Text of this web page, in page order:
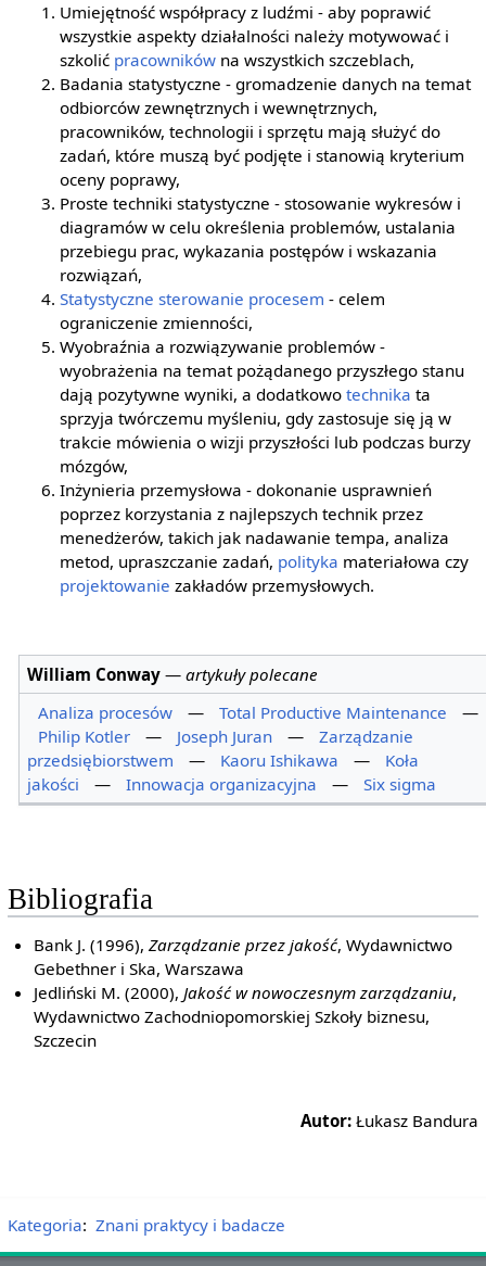
Umiejętność współpracy z ludźmi - aby poprawić
wszystkie aspekty działalności należy motywować i
szkolić pracowników na wszystkich szczeblach,
Badania statystyczne - gromadzenie danych na temat
odbiorców zewnętrznych i wewnętrznych,
pracowników, technologii i sprzętu mają służyć do
zadań, które muszą być podjęte i stanowią kryterium
oceny poprawy,
Proste techniki statystyczne - stosowanie wykresów i
diagramów w celu określenia problemów, ustalania
przebiegu prac, wykazania postępów i wskazania
rozwiązań,
Statystyczne sterowanie procesem - celem
ograniczenie zmienności,
Wyobraźnia a rozwiązywanie problemów -
wyobrażenia na temat pożądanego przyszłego stanu
dają pozytywne wyniki, a dodatkowotechnika ta
sprzyja twórczemu myśleniu, gdy zastosuje się ją w
trakcie mówienia o wizji przyszłości lub podczas burzy
mózgów,
Inżynieria przemysłowa - dokonanie usprawnień
poprzez korzystania z najlepszych technik przez
menedżerów, takich jak nadawanie tempa, analiza
metod, upraszczanie zadań, polityka materiałowa czy
projektowanie zakładów przemysłowych.
William Conway —artykuły polecane
Analiza procesów
— Total Productive Maintenance
—
Philip Kotler
— Joseph Juran —
Zarządzanie
przedsiębiorstwem
— Kaoru Ishikawa —
Koła
jakości
— Innowacja organizacyjna — Six sigma
Bibliografia
Bank J. (1996),Zarządzanie przez jakość, Wydawnictwo
Gebethner i Ska, Warszawa
Jedliński M. (2000), Jakość w nowoczesnym zarządzaniu,
Wydawnictwo Zachodniopomorskiej Szkoły biznesu,
Szczecin
Autor: Łukasz Bandura
Kategoria: Znani praktycy i badacze